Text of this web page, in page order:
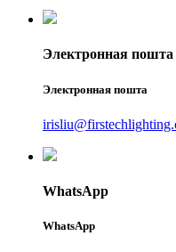
Электронная пошта
Электронная пошта
WhatsApp
WhatsApp